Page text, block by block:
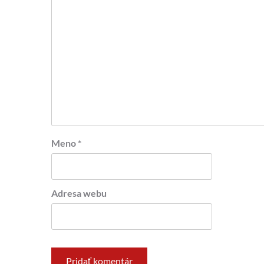
Meno *
Adresa webu